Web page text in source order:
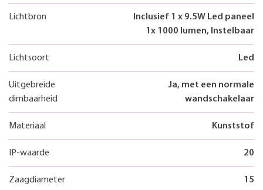
Lichtbron
Inclusief 1 x 9.5W Led paneel
1x 1000 lumen, Instelbaar
Lichtsoort Led
Uitgebreide
dimbaarheid
Ja, met een normale
wandschakelaar
Materiaal Kunststof
IP-waarde 20
Zaagdiameter 15